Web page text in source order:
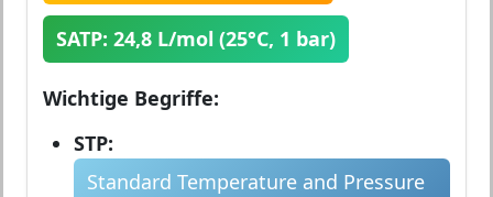
SATP: 24,8 L/mol (25°C, 1 bar)
Wichtige Begriffe:
STP:
Standard Temperature and Pressure